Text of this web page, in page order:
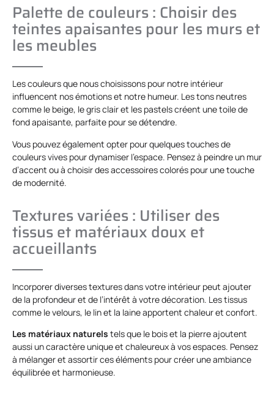
Palette de couleurs : Choisir des
teintes apaisantes pour les murs et
les meubles
Les couleurs que nous choisissons pour notre intérieur
influencent nos émotions et notre humeur. Les tons neutres
comme le beige, le gris clair et les pastels créent une toile de
fond apaisante, parfaite pour se détendre.
Vous pouvez également opter pour quelques touches de
couleurs vives pour dynamiser l’espace. Pensez à peindre un mur
d’accent ou à choisir des accessoires colorés pour une touche
de modernité.
Textures variées : Utiliser des
tissus et matériaux doux et
accueillants
Incorporer diverses textures dans votre intérieur peut ajouter
de la profondeur et de l’intérêt à votre décoration. Les tissus
comme le velours, le lin et la laine apportent chaleur et confort.
Les matériaux naturels tels que le bois et la pierre ajoutent
aussi un caractère unique et chaleureux à vos espaces. Pensez
à mélanger et assortir ces éléments pour créer une ambiance
équilibrée et harmonieuse.